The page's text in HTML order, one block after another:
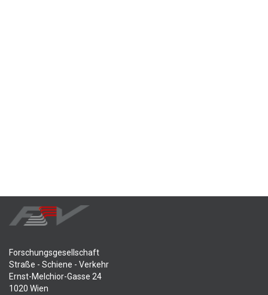
Forschungsgesellschaft
Straße - Schiene - Verkehr
Ernst-Melchior-Gasse 24
1020 Wien